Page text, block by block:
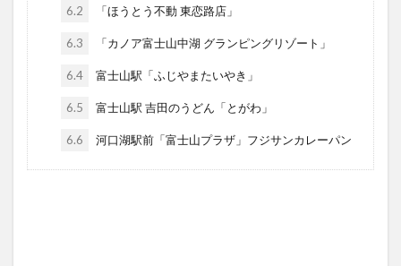
6.2 「ほうとう不動 東恋路店」
6.3 「カノア富士山中湖 グランピングリゾート」
6.4 富士山駅「ふじやまたいやき」
6.5 富士山駅 吉田のうどん「とがわ」
6.6 河口湖駅前「富士山プラザ」フジサンカレーパン